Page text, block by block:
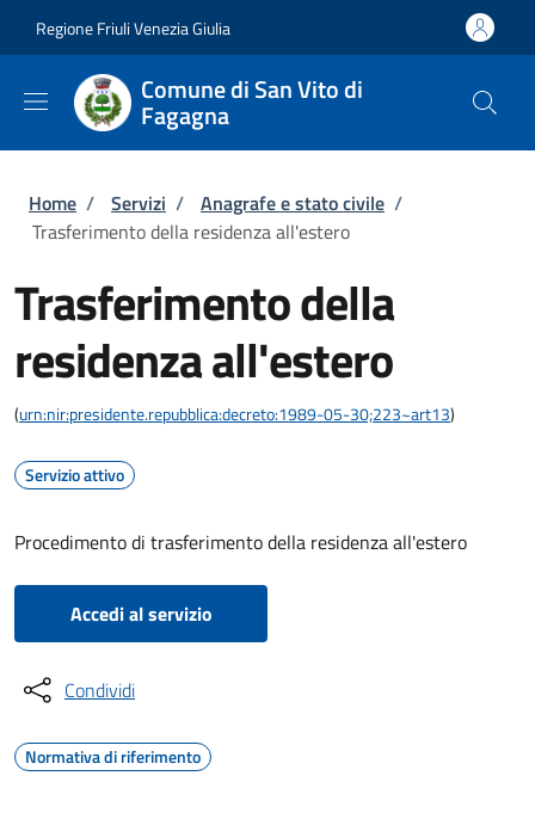
Regione Friuli Venezia Giulia
Comune di San Vito di
Fagagna
Briciole di pane
Home / Servizi / Anagrafe e stato civile /
Trasferimento della residenza all'estero
Trasferimento della
residenza all'estero
(urn:nir:presidente.repubblica:decreto:1989-05-30;223~art13)
Servizio attivo
Procedimento di trasferimento della residenza all'estero
Accedi al servizio
Condividi
Normativa di riferimento